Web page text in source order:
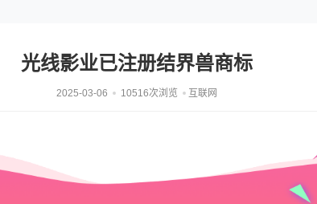
光线影业已注册结界兽商标
2025-03-06 10516次浏览 互联网